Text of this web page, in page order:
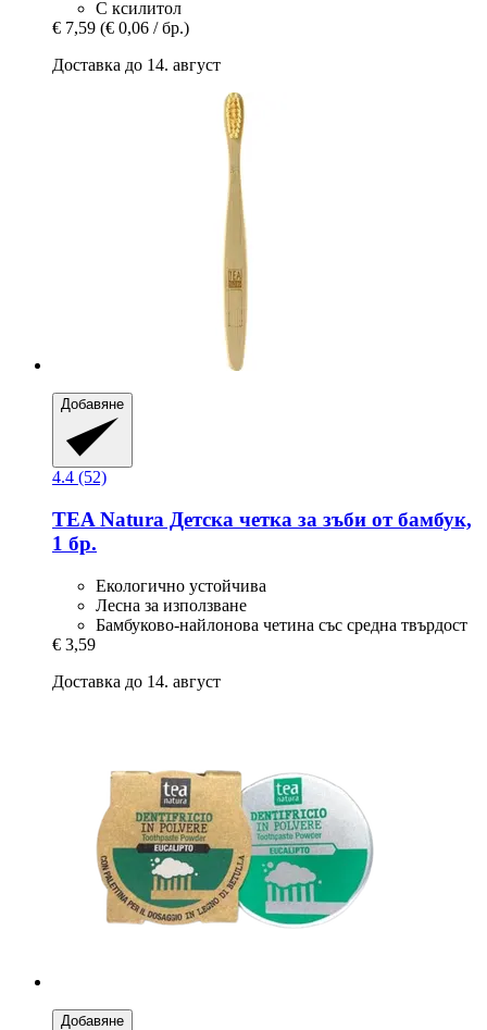
С ксилитол
€ 7,59 (€ 0,06 / бр.)
Доставка до 14. август
Добавяне
4.4 (52)
TEA Natura Детска четка за зъби от бамбук,
1 бр.
Екологично устойчива
Лесна за използване
Бамбуково-найлонова четина със средна твърдост
€ 3,59
Доставка до 14. август
Добавяне